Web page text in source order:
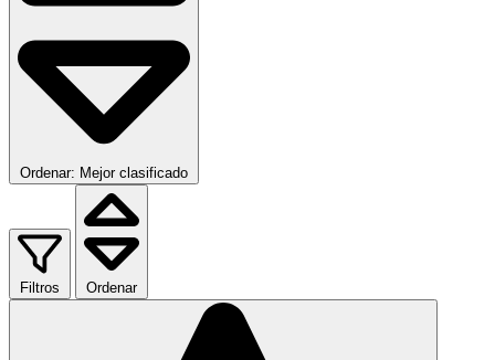
Ordenar: Mejor clasificado
Filtros Ordenar